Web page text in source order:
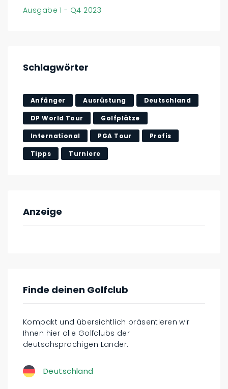
Ausgabe 1 - Q4 2023
Schlagwörter
Anfänger Ausrüstung Deutschland
DP World Tour Golfplätze
International PGA Tour Profis
Tipps Turniere
Anzeige
Finde deinen Golfclub
Kompakt und übersichtlich präsentieren wir
Ihnen hier alle Golfclubs der
deutschsprachigen Länder.
Deutschland